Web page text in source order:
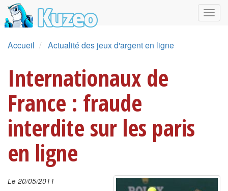
Accueil Actualité des jeux d'argent en ligne
Internationaux de
France : fraude
interdite sur les paris
en ligne
Le 20/05/2011